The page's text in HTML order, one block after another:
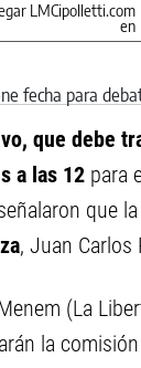
LMCipolletti.com
en
que debe
a las 12 para
que
, Juan Carlos
(La
la